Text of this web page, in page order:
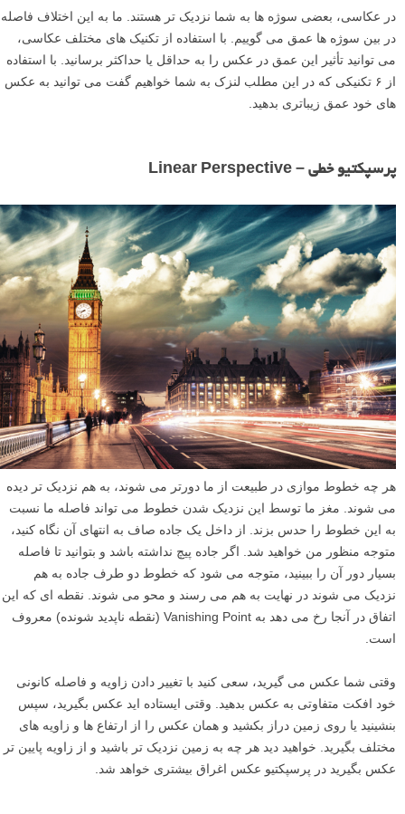
در عکاسی، بعضی سوژه ها به شما نزدیک تر هستند. ما به این اختلاف فاصله
در بین سوژه ها عمق می گوییم. با استفاده از تکنیک های مختلف عکاسی،
می توانید تأثیر این عمق در عکس را به حداقل یا حداکثر برسانید. با استفاده
از ۶ تکنیکی که در این مطلب لنزک به شما خواهیم گفت می توانید به عکس
های خود عمق زیباتری بدهید.
پرسپکتیو خطی – Linear Perspective
هر چه خطوط موازی در طبیعت از ما دورتر می شوند، به هم نزدیک تر دیده
می شوند. مغز ما توسط این نزدیک شدن خطوط می تواند فاصله ما نسبت
به این خطوط را حدس بزند. از داخل یک جاده صاف به انتهای آن نگاه کنید،
متوجه منظور من خواهید شد. اگر جاده پیچ نداشته باشد و بتوانید تا فاصله
بسیار دور آن را ببینید، متوجه می شود که خطوط دو طرف جاده به هم
نزدیک می شوند در نهایت به هم می رسند و محو می شوند. نقطه ای که این
اتفاق در آنجا رخ می دهد به Vanishing Point (نقطه ناپدید شونده) معروف
است.
وقتی شما عکس می گیرید، سعی کنید با تغییر دادن زاویه و فاصله کانونی
خود افکت متفاوتی به عکس بدهید. وقتی ایستاده اید عکس بگیرید، سپس
بنشینید یا روی زمین دراز بکشید و همان عکس را از ارتفاع ها و زاویه های
مختلف بگیرید. خواهید دید هر چه به زمین نزدیک تر باشید و از زاویه پایین تر
عکس بگیرید در پرسپکتیو عکس اغراق بیشتری خواهد شد.